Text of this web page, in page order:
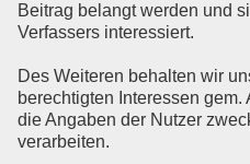
Beitrag belangt werden und
Verfassers interessiert.
Des Weiteren behalten wir
berechtigten Interessen gem.
die Angaben der Nutzer
verarbeiten.